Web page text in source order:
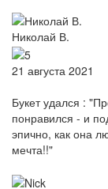
Николай В.
21 августа 2021
Букет удался :
понравился - и
эпично, как она
мечта!!"